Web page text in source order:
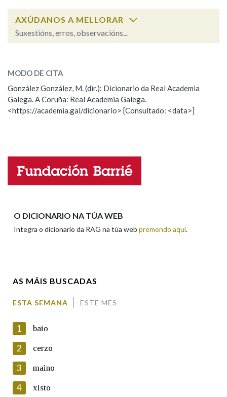
AXÚDANOS A MELLORAR
Suxestións, erros, observacións...
ESCOLLE UNHA OPCIÓN:
Observación Hai un erro na palabra
Propoño mellorar a definición
Nome
En cumprimento da normativa vixente en materia de
Protección de Datos de Carácter Persoal, a Real Academia
Galega informa a aqueles usuarios que faciliten o seu correo
MODO DE CITA
González González, M. (dir.): Dicionario da Real Academia
Galega. A Coruña: Real Academia Galega.
<https://academia.gal/dicionario> [Consultado: <data>]
O DICIONARIO NA TÚA WEB
Integra o dicionario da RAG na túa web premendo aquí.
AS MÁIS BUSCADAS
ESTA SEMANA ESTE MES
1 baio
2 cerzo
3 maino
4 xisto